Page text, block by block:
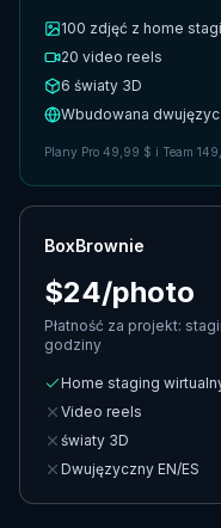
100 zdjęć z home
20 video reels
6 światy 3D
Wbudowana
Plany Pro 49,99 $ i Team
BoxBrownie
$24/photo
Płatność za projekt:
godziny
Home staging
Video reels
światy 3D
Dwujęzyczny EN/ES